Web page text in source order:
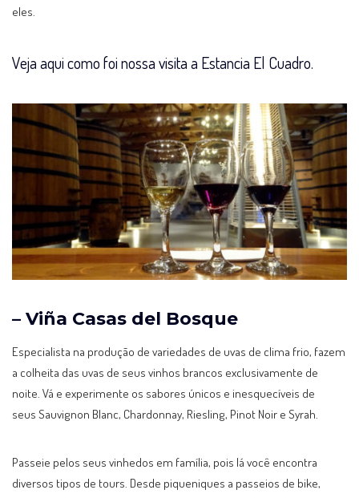
eles.
Veja aqui como foi nossa visita a Estancia El Cuadro.
– Viña Casas del Bosque
Especialista na produção de variedades de uvas de clima frio, fazem
a colheita das uvas de seus vinhos brancos exclusivamente de
noite. Vá e experimente os sabores únicos e inesquecíveis de
seus Sauvignon Blanc, Chardonnay, Riesling, Pinot Noir e Syrah.
Passeie pelos seus vinhedos em família, pois lá você encontra
diversos tipos de tours. Desde piqueniques a passeios de bike,